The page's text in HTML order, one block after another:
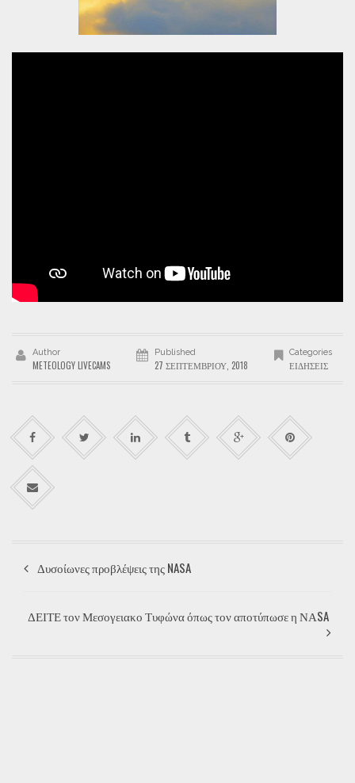
Author
METEOLOGY LIVECAMS
Published
27 ΣΕΠΤΕΜΒΡΊΟΥ, 2018
Categories
ΕΙΔΉΣΕΙΣ
Δυσοίωνες προβλέψεις της NASA
ΔΕΙΤΕ τον Μεσογειακο Τυφώνα όπως τον αποτύπωσε η ΝΑSA